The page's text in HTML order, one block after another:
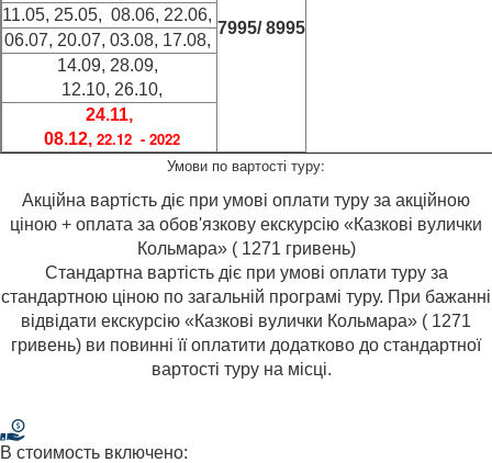
7995/ 8995
11.05, 25.05, 08.06, 22.06,
06.07, 20.07, 03.08, 17.08,
14.09, 28.09,
12.10, 26.10,
24.11,
08.12, 22.12 - 2022
Умови по вартості туру:
Акційна вартість діє при умові оплати туру за акційною
ціною + оплата за обов'язкову екскурсію «Казкові вулички
Кольмара» ( 1271 гривень)
Стандартна вартість діє при умові оплати туру за
стандартною ціною по загальній програмі туру. При бажанні
відвідати екскурсію «Казкові вулички Кольмара» ( 1271
гривень) ви повинні її оплатити додатково до стандартної
вартості туру на місці.
В стоимость включено: